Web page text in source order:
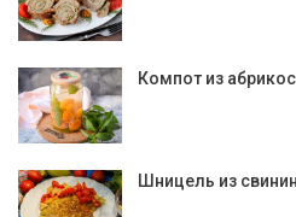
Компот из
Шницель из